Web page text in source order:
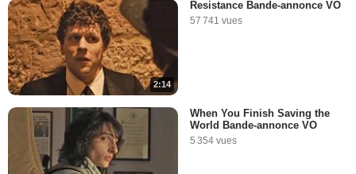
2:14
Resistance Bande-annonce VO
57 741 vues
When You Finish Saving the
World Bande-annonce VO
5 354 vues